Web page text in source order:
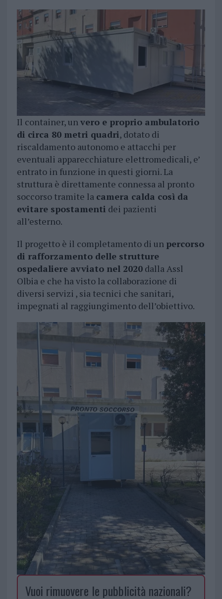
Il container, unvero e proprio ambulatorio
di circa 80 metri quadri, dotato di
riscaldamento autonomo e attacchi per
eventuali apparecchiature elettromedicali, e’
entrato in funzione in questi giorni. La
struttura è direttamente connessa al pronto
soccorso tramite la camera calda così da
evitare spostamenti dei pazienti
all’esterno.
Il progetto è il completamento di un percorso
di rafforzamento delle strutture
ospedaliere avviato nel 2020dalla Assl
Olbia e che ha visto la collaborazione di
diversi servizi , sia tecnici che sanitari,
impegnati al raggiungimento dell’obiettivo.
Vuoi rimuovere le pubblicità nazionali?